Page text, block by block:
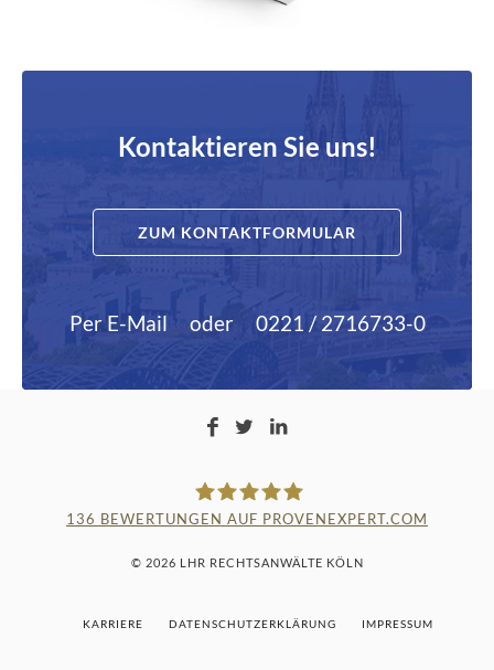
Kontaktieren Sie uns!
ZUM KONTAKTFORMULAR
Per E-Mail oder 0221 / 2716733-0
LAMPMANN, HABERKAMM &
ROSENBAUM
136 BEWERTUNGEN AUF PROVENEXPERT.COM
© 2026 LHR RECHTSANWÄLTE KÖLN
KARRIERE DATENSCHUTZERKLÄRUNG IMPRESSUM